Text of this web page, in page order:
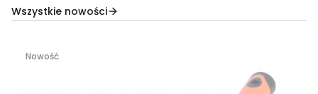
Wszystkie nowości
Nowość